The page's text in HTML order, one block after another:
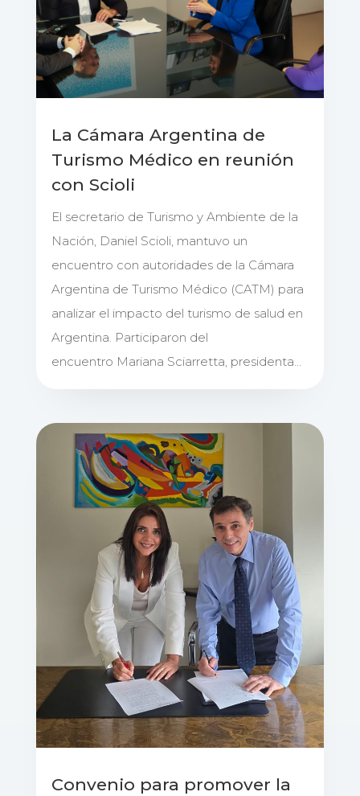
La Cámara Argentina de
Turismo Médico en reunión
con Scioli
El secretario de Turismo y Ambiente de la
Nación, Daniel Scioli, mantuvo un
encuentro con autoridades de la Cámara
Argentina de Turismo Médico (CATM) para
analizar el impacto del turismo de salud en
Argentina. Participaron del
encuentro Mariana Sciarretta, presidenta...
Convenio para promover la